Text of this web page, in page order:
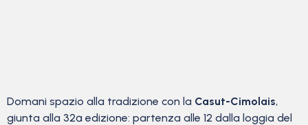
Domani spazio alla tradizione con la Casut-Cimolais,
giunta alla 32ª edizione: partenza alle 12 dalla loggia del